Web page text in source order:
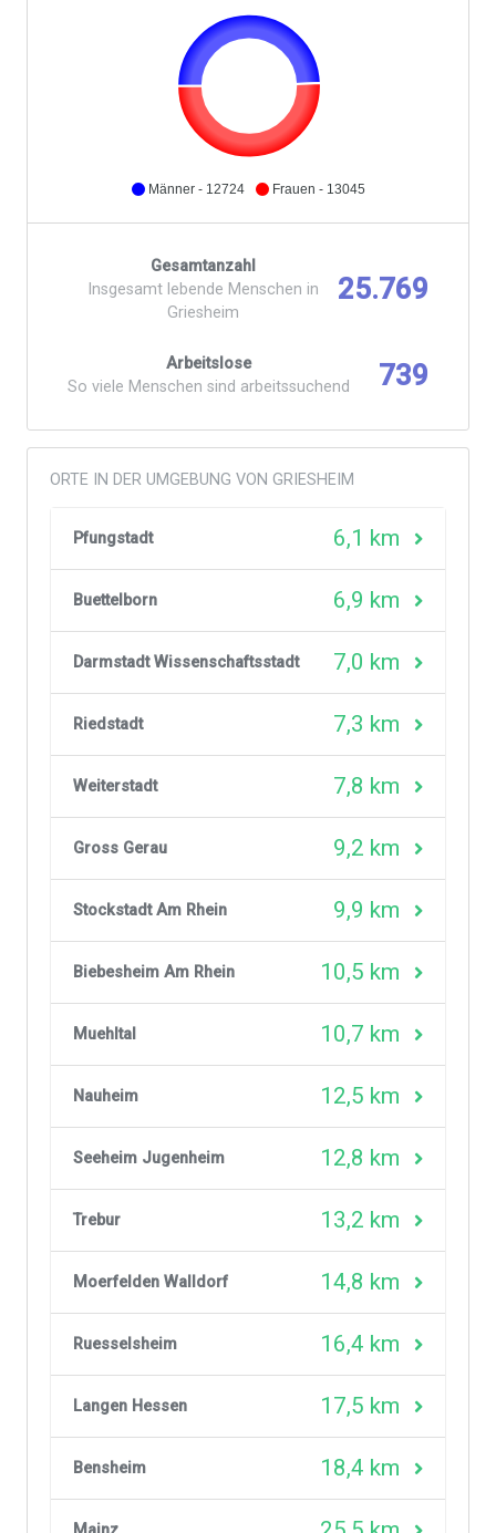
Männer - 12724 Frauen - 13045
Gesamtanzahl
Insgesamt lebende Menschen in
Griesheim
25.769
Arbeitslose
So viele Menschen sind arbeitssuchend
739
ORTE IN DER UMGEBUNG VON GRIESHEIM
Pfungstadt 6,1 km
Buettelborn 6,9 km
Darmstadt Wissenschaftsstadt 7,0 km
Riedstadt 7,3 km
Weiterstadt 7,8 km
Gross Gerau 9,2 km
Stockstadt Am Rhein 9,9 km
Biebesheim Am Rhein 10,5 km
Muehltal 10,7 km
Nauheim 12,5 km
Seeheim Jugenheim 12,8 km
Trebur 13,2 km
Moerfelden Walldorf 14,8 km
Ruesselsheim 16,4 km
Langen Hessen 17,5 km
Bensheim 18,4 km